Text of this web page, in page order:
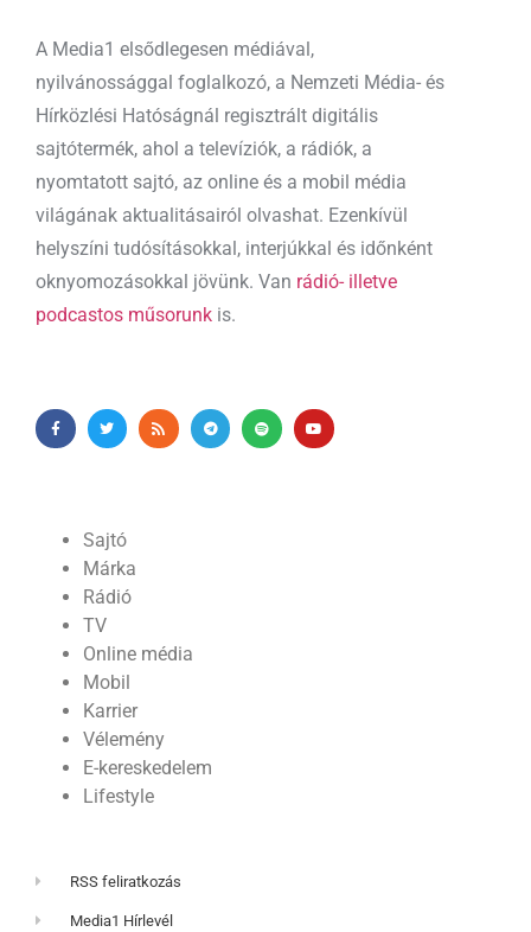
A Media1 elsődlegesen médiával,
nyilvánossággal foglalkozó, a Nemzeti Média- és
Hírközlési Hatóságnál regisztrált digitális
sajtótermék, ahol a televíziók, a rádiók, a
nyomtatott sajtó, az online és a mobil média
világának aktualitásairól olvashat. Ezenkívül
helyszíni tudósításokkal, interjúkkal és időnként
oknyomozásokkal jövünk. Van rádió- illetve
podcastos műsorunk is.
Sajtó
Márka
Rádió
TV
Online média
Mobil
Karrier
Vélemény
E-kereskedelem
Lifestyle
RSS feliratkozás
Media1 Hírlevél